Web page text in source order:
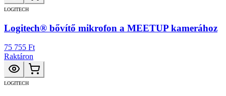
LOGITECH
Logitech® bővítő mikrofon a MEETUP kamerához
75 755 Ft
Raktáron
LOGITECH